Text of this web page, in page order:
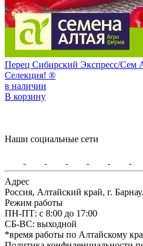
Перец Сибирский Экспресс/Сем
Селекция! ®
в наличии
В корзину
Наши социальные сети
Адрес
Россия, Алтайский край, г.
Режим работы
ПН-ПТ: с 8:00 до 17:00
СБ-ВС: выходной
*время работы по Алтайскому